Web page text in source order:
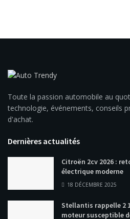
Toute la passion automobile au
technologie, événements, conseils
d'achat.
Dernières actualités
Citroën 2cv 2026 :
électrique moderne
18 DÉCEMBRE 2025
Stellantis rappelle 2
moteur susceptible